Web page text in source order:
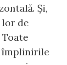
Și,
de
împlinirile